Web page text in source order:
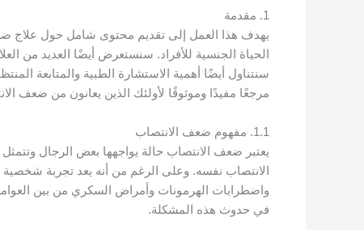
1. مقدمة
يهدف هذا العمل إلى تقديم محتوى شامل حول علاج
الحياة الجنسية للأفراد. سنستعرض أيضًا العديد من
سنتناول أيضًا أهمية الاستشارة الطبية والمتابعة
مرجعًا مفيدًا وموثوقًا لأولئك الذين يعانون من ضعف
1.1. مفهوم ضعف الانتصاب
يعتبر ضعف الانتصاب حالة يواجهها بعض الرجال
الانتصاب نفسه. وعلى الرغم من أنه يعد تجربة شخصية
واضطرابات الهرمونات وأمراض السكري من بين
في حدوث هذه المشكلة.